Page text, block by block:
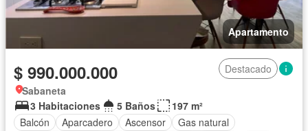
Apartamento
$ 990.000.000
Destacado
Sabaneta
3 Habitaciones
5 Baños
197 m²
Balcón
Aparcadero Ascensor
Gas natural